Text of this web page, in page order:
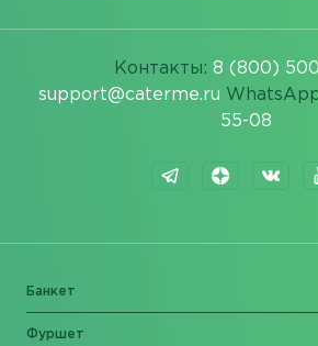
Контакты: 8 (800)
support@caterme.ru
55-08
Банкет
Фуршет